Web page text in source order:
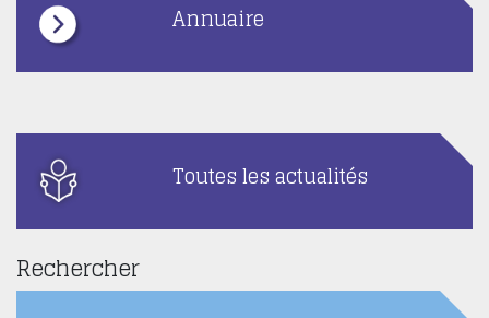
Annuaire
Toutes les actualités
Rechercher